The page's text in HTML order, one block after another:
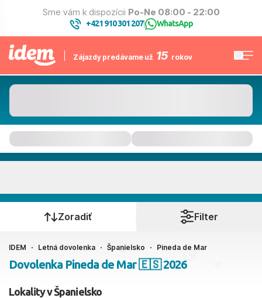
Sme vám k dispozícii Po-Ne 08:00 - 22:00
+421 910 301 207| WhatsApp
Zájazdy predávame už 15 rokov
Kedy cestujete?
Ako cestujete?
2 dospelí, 0 deti
Zoradiť Filter
IDEM Letná dovolenka Španielsko Pineda de Mar
Dovolenka Pineda de Mar 🇪🇸 2026
Lokality v Španielsko